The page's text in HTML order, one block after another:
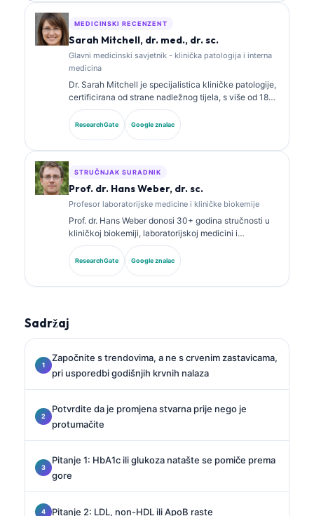
tumačenju biomarkera i laboratorijskoj dijagnostici na
temu laboratorijske medicine.
MEDICINSKI RECENZENT
Sarah Mitchell, dr. med., dr. sc.
Glavni medicinski savjetnik - klinička patologija i interna
medicina
Dr. Sarah Mitchell je specijalistica kliničke patologije,
certificirana od strane nadležnog tijela, s više od 18
godina iskustva u laboratorijskoj medicini i
dijagnostičkoj analizi. Ima specijalističke certifikate iz
kliničke kemije te je opsežno objavljivala o panelima
ResearchGate Google znalac
STRUČNJAK SURADNIK
Prof. dr. Hans Weber, dr. sc.
Profesor laboratorijske medicine i kliničke biokemije
Prof. dr. Hans Weber donosi 30+ godina stručnosti u
kliničkoj biokemiji, laboratorijskoj medicini i
istraživanju biomarkera. Bivši predsjednik Njemačkog
društva za kliničku kemiju, specijalizirao se za
analizu dijagnostičkih panela, standardizaciju
ResearchGate Google znalac
Sadržaj
Započnite s trendovima, a ne s crvenim zastavicama,
pri usporedbi godišnjih krvnih nalaza
Potvrdite da je promjena stvarna prije nego je
protumačite
Pitanje 1: HbA1c ili glukoza natašte se pomiče prema
gore
Pitanje 2: LDL, non-HDL ili ApoB raste